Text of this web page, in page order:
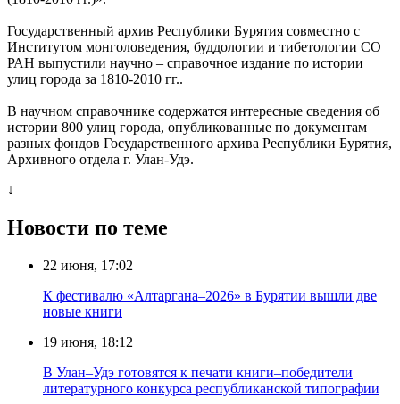
Государственный архив Республики Бурятия совместно с
Институтом монголоведения, буддологии и тибетологии СО
РАН выпустили научно – справочное издание по истории
улиц города за 1810-2010 гг..
В научном справочнике содержатся интересные сведения об
истории 800 улиц города, опубликованные по документам
разных фондов Государственного архива Республики Бурятия,
Архивного отдела г. Улан-Удэ.
↓
Новости по теме
22 июня, 17:02
К фестивалю «Алтаргана–2026» в Бурятии вышли две
новые книги
19 июня, 18:12
В Улан–Удэ готовятся к печати книги–победители
литературного конкурса республиканской типографии